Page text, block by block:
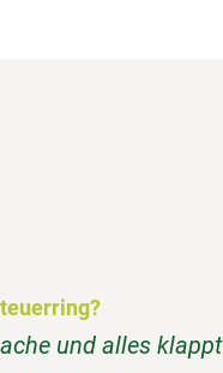
und alles klappt